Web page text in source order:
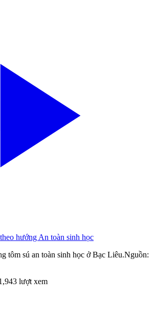
hướng An toàn sinh học
tôm sú an toàn sinh học ở Bạc Liêu.Nguồn:
lượt xem